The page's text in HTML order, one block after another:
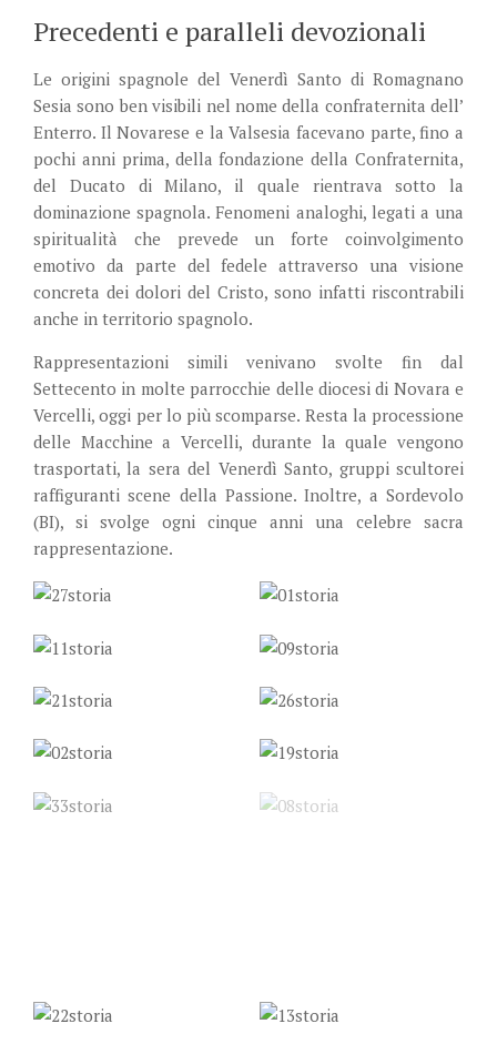
Precedenti e paralleli devozionali
Le origini spagnole del Venerdì Santo di Romagnano
Sesia sono ben visibili nel nome della confraternita dell’
Enterro. Il Novarese e la Valsesia facevano parte, fino a
pochi anni prima, della fondazione della Confraternita,
del Ducato di Milano, il quale rientrava sotto la
dominazione spagnola. Fenomeni analoghi, legati a una
spiritualità che prevede un forte coinvolgimento
emotivo da parte del fedele attraverso una visione
concreta dei dolori del Cristo, sono infatti riscontrabili
anche in territorio spagnolo.
Rappresentazioni simili venivano svolte fin dal
Settecento in molte parrocchie delle diocesi di Novara e
Vercelli, oggi per lo più scomparse. Resta la processione
delle Macchine a Vercelli, durante la quale vengono
trasportati, la sera del Venerdì Santo, gruppi scultorei
raffiguranti scene della Passione. Inoltre, a Sordevolo
(BI), si svolge ogni cinque anni una celebre sacra
rappresentazione.